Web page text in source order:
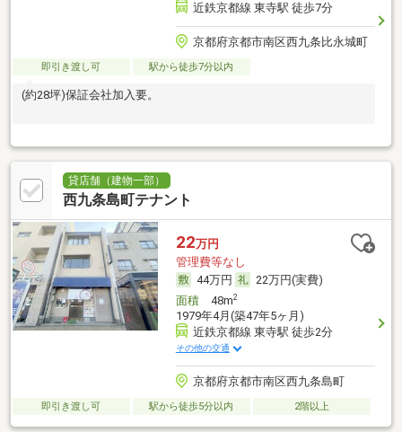
近鉄京都線 東寺駅 徒歩7分
京都府京都市南区西九条比永城町
即引き渡し可 駅から徒歩7分以内
(約28坪)保証会社加入要。
貸店舗（建物一部）
西九条島町テナント
22万円
管理費等なし
44万円
22万円(実費)
面積48m2
1979年4月(築47年5ヶ月)
近鉄京都線 東寺駅 徒歩2分
その他の交通
京都府京都市南区西九条島町
即引き渡し可 駅から徒歩5分以内 2階以上